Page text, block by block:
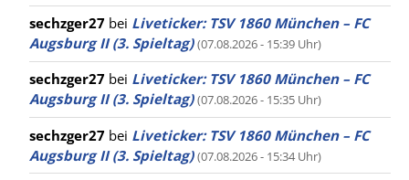
sechzger27 bei Liveticker: TSV 1860 München – FC
Augsburg II (3. Spieltag) (07.08.2026 - 15:39 Uhr)
sechzger27 bei Liveticker: TSV 1860 München – FC
Augsburg II (3. Spieltag) (07.08.2026 - 15:35 Uhr)
sechzger27 bei Liveticker: TSV 1860 München – FC
Augsburg II (3. Spieltag) (07.08.2026 - 15:34 Uhr)